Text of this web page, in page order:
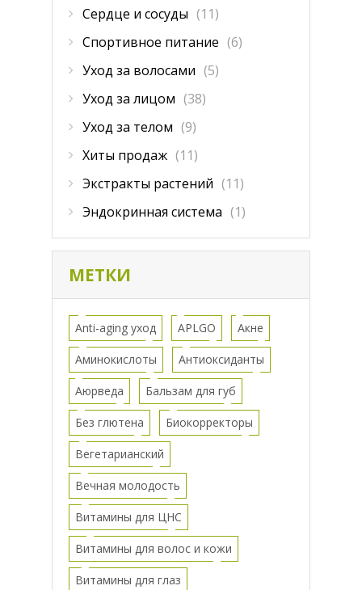
Сердце и сосуды (11)
Спортивное питание (6)
Уход за волосами (5)
Уход за лицом (38)
Уход за телом (9)
Хиты продаж (11)
Экстракты растений (11)
Эндокринная система (1)
МЕТКИ
Anti-aging уход APLGO Акне
Аминокислоты Антиоксиданты
Аюрведа Бальзам для губ
Без глютена Биокорректоры
Вегетарианский
Вечная молодость
Витамины для ЦНС
Витамины для волос и кожи
Витамины для глаз